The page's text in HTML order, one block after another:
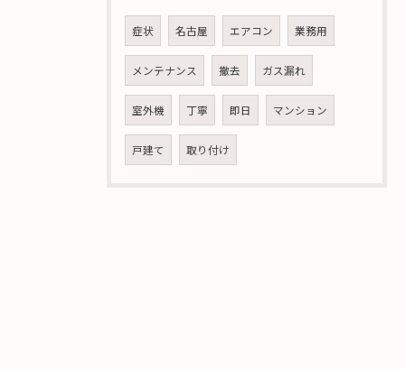
症状 名古屋 エアコン 業務用
メンテナンス 撤去 ガス漏れ
室外機 丁寧 即日 マンション
戸建て 取り付け